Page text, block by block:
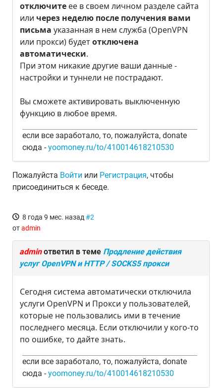
отключите ее в своем личном разделе сайта
или через неделю после получения вами
письма указанная в нем служба (OpenVPN
или прокси) будетотключена
автоматически.
При этом никакие другие ваши данные -
настройки и туннели не пострадают.
Вы сможете активировать выключенную
функцию в любое время.
если все заработало, то, пожалуйста, donate
сюда -yoomoney.ru/to/410014618210530
Пожалуйста Войти или Регистрация, чтобы
присоединиться к беседе.
8 года 9 мес. назад #2
отadmin
adminответил в теме Продление действия
услуг OpenVPN и HTTP / SOCKS5 прокси
Сегодня система автоматически отключила
услуги OpenVPN и Прокси у пользователей,
которые не пользовались ими в течение
последнего месяца. Если отключили у кого-то
по ошибке, то дайте знать.
если все заработало, то, пожалуйста, donate
сюда -yoomoney.ru/to/410014618210530